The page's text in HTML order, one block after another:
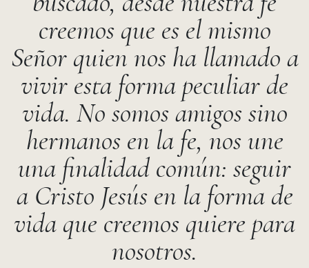
creemos que es el mismo
Señor quien nos ha llamado a
vivir esta forma peculiar de
vida. No somos amigos sino
hermanos en la fe, nos une
una finalidad común: seguir
a Cristo Jesús en la forma de
vida que creemos quiere para
nosotros.